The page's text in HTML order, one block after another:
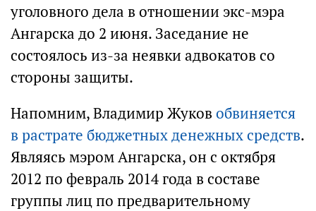
уголовного дела в отношении экс-мэра
Ангарска до 2 июня. Заседание не
состоялось из-за неявки адвокатов со
стороны защиты.
Напомним, Владимир Жуков обвиняется
в растрате бюджетных денежных средств.
Являясь мэром Ангарска, он с октября
2012 по февраль 2014 года в составе
группы лиц по предварительному